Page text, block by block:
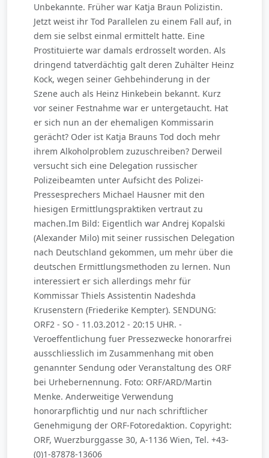
Unbekannte. Früher war Katja Braun Polizistin.
Jetzt weist ihr Tod Parallelen zu einem Fall auf, in
dem sie selbst einmal ermittelt hatte. Eine
Prostituierte war damals erdrosselt worden. Als
dringend tatverdächtig galt deren Zuhälter Heinz
Kock, wegen seiner Gehbehinderung in der
Szene auch als Heinz Hinkebein bekannt. Kurz
vor seiner Festnahme war er untergetaucht. Hat
er sich nun an der ehemaligen Kommissarin
gerächt? Oder ist Katja Brauns Tod doch mehr
ihrem Alkoholproblem zuzuschreiben? Derweil
versucht sich eine Delegation russischer
Polizeibeamten unter Aufsicht des Polizei-
Pressesprechers Michael Hausner mit den
hiesigen Ermittlungspraktiken vertraut zu
machen.Im Bild: Eigentlich war Andrej Kopalski
(Alexander Milo) mit seiner russischen Delegation
nach Deutschland gekommen, um mehr über die
deutschen Ermittlungsmethoden zu lernen. Nun
interessiert er sich allerdings mehr für
Kommissar Thiels Assistentin Nadeshda
Krusenstern (Friederike Kempter). SENDUNG:
ORF2 - SO - 11.03.2012 - 20:15 UHR. -
Veroeffentlichung fuer Pressezwecke honorarfrei
ausschliesslich im Zusammenhang mit oben
genannter Sendung oder Veranstaltung des ORF
bei Urhebernennung. Foto: ORF/ARD/Martin
Menke. Anderweitige Verwendung
honorarpflichtig und nur nach schriftlicher
Genehmigung der ORF-Fotoredaktion. Copyright:
ORF, Wuerzburggasse 30, A-1136 Wien, Tel. +43-
(0)1-87878-13606